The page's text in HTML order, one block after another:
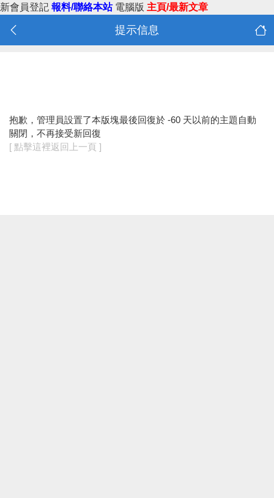
新會員登記 報料/聯絡本站 電腦版 主頁/最新文章
提示信息
抱歉，管理員設置了本版塊最後回復於 -60 天以前的主題自動
關閉，不再接受新回復
[ 點擊這裡返回上一頁 ]